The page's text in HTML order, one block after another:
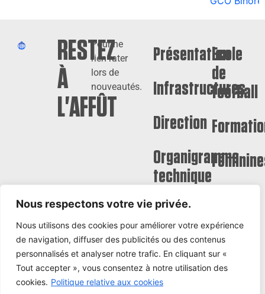
Nous respectons votre vie privée.
Nous utilisons des cookies pour améliorer votre expérience
de navigation, diffuser des publicités ou des contenus
personnalisés et analyser notre trafic. En cliquant sur «
Tout accepter », vous consentez à notre utilisation des
cookies. Politique relative aux cookies
RESTEZ
À
L'AFFÛT
Pour ne
rien rater
lors de
nouveautés.
Présentation
Infrastructures
Direction
Organigramme
technique
Ecole
de
football
© Gallia Club Olympique
CGU